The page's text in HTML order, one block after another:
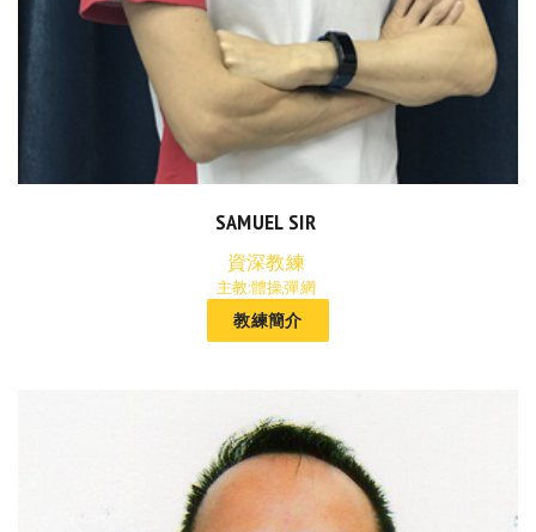
SAMUEL SIR
資深教練
主教:體操,彈網
教練簡介